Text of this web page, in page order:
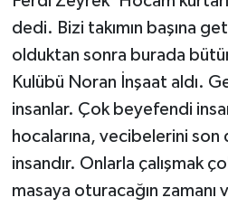
dedi. Bizi takımın başına
olduktan sonra burada
Kulübü Noran İnşaat aldı.
insanlar. Çok beyefendi
hocalarına, vecibelerini
insandır. Onlarla çalışmak
masaya oturacağın zamanı